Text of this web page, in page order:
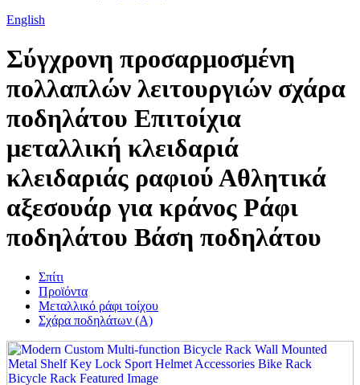
English
Σύγχρονη προσαρμοσμένη
πολλαπλών λειτουργιών σχάρα
ποδηλάτου Επιτοίχια
μεταλλική κλειδαριά
κλειδαριάς ραφιού Αθλητικά
αξεσουάρ για κράνος Ράφι
ποδηλάτου Βάση ποδηλάτου
Σπίτι
Προϊόντα
Μεταλλικό ράφι τοίχου
Σχάρα ποδηλάτων (Α)